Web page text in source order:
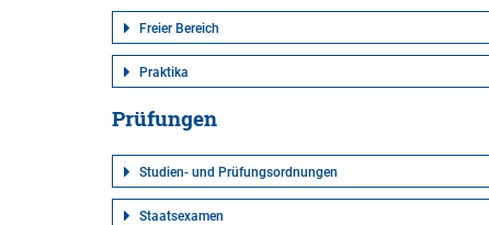
Freier Bereich
Praktika
Prüfungen
Studien- und Prüfungsordnungen
Staatsexamen